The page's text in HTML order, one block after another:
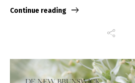
Continue reading